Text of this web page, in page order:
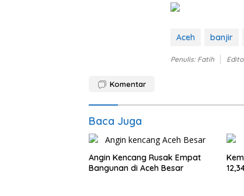
Aceh banjir
Penulis: Fatih
Komentar
Baca Juga
Angin Kencang Rusak Empat
Bangunan di Aceh Besar